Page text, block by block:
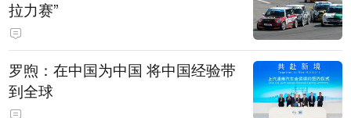
拉力赛”
罗煦：在中国为中国 将中国经验带
到全球